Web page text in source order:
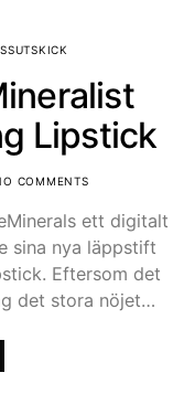
Lipstick
COMMENTS
ett digitalt
sina nya läppstift
Eftersom det
det stora nöjet…